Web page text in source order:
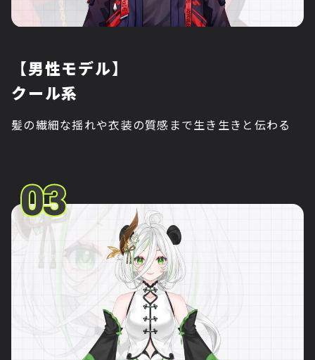
【男性モデル】
クール系
髪の繊細な揺れや衣装の質感まで生き生きと伝わる
03
03